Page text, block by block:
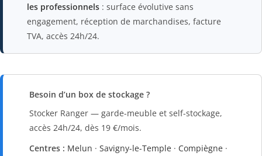
les professionnels : surface évolutive sans
engagement, réception de marchandises, facture
TVA, accès 24h/24.
Besoin d’un box de stockage ?
Stocker Ranger — garde-meuble et self-stockage,
accès 24h/24, dès 19 €/mois.
Centres : Melun · Savigny-le-Temple· Compiègne·